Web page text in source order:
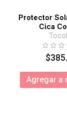
Protector
Cica
$385
Agregar a